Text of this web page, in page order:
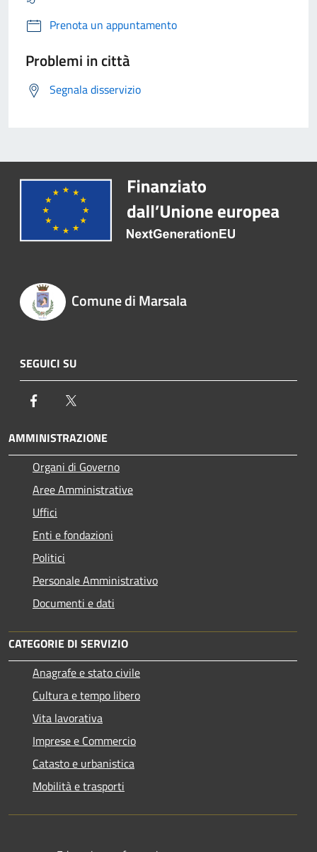
Prenota un appuntamento
Problemi in città
Segnala disservizio
Comune di Marsala
SEGUICI SU
Facebook
AMMINISTRAZIONE
Organi di Governo
Aree Amministrative
Uffici
Enti e fondazioni
Politici
Personale Amministrativo
Documenti e dati
CATEGORIE DI SERVIZIO
Anagrafe e stato civile
Cultura e tempo libero
Vita lavorativa
Imprese e Commercio
Catasto e urbanistica
Mobilità e trasporti